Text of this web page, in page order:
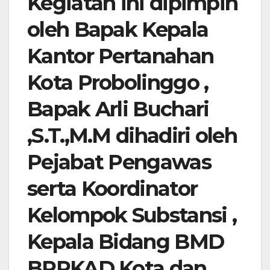
oleh Bapak Kepala
Kantor Pertanahan
Kota Probolinggo ,
Bapak Arli Buchari
,S.T.,M.M dihadiri oleh
Pejabat Pengawas
serta Koordinator
Kelompok Substansi ,
Kepala Bidang BMD